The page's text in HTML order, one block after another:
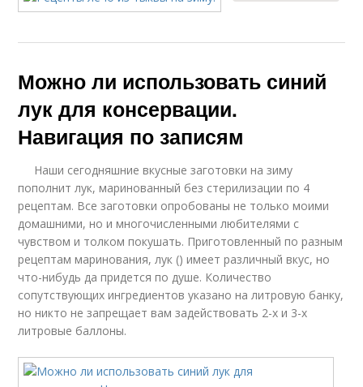
Можно ли использовать синий
лук для консервации.
Навигация по записям
Наши сегодняшние вкусные заготовки на зиму
пополнит лук, маринованный без стерилизации по 4
рецептам. Все заготовки опробованы не только моими
домашними, но и многочисленными любителями с
чувством и толком покушать. Приготовленный по разным
рецептам маринования, лук () имеет различный вкус, но
что-нибудь да придется по душе. Количество
сопутствующих ингредиентов указано на литровую банку,
но никто не запрещает вам задействовать 2-х и 3-х
литровые баллоны.